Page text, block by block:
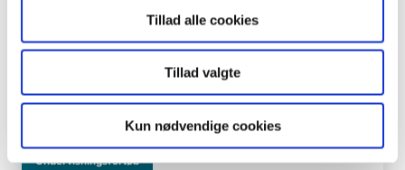
Tillad alle cookies
Tillad valgte
Kun nødvendige cookies
Algers vækstbetingelser
En analyse af algers optimale vækstforhold samt en
Biologi Fysik/Kemi + 1 fag
Undervisningsforløb